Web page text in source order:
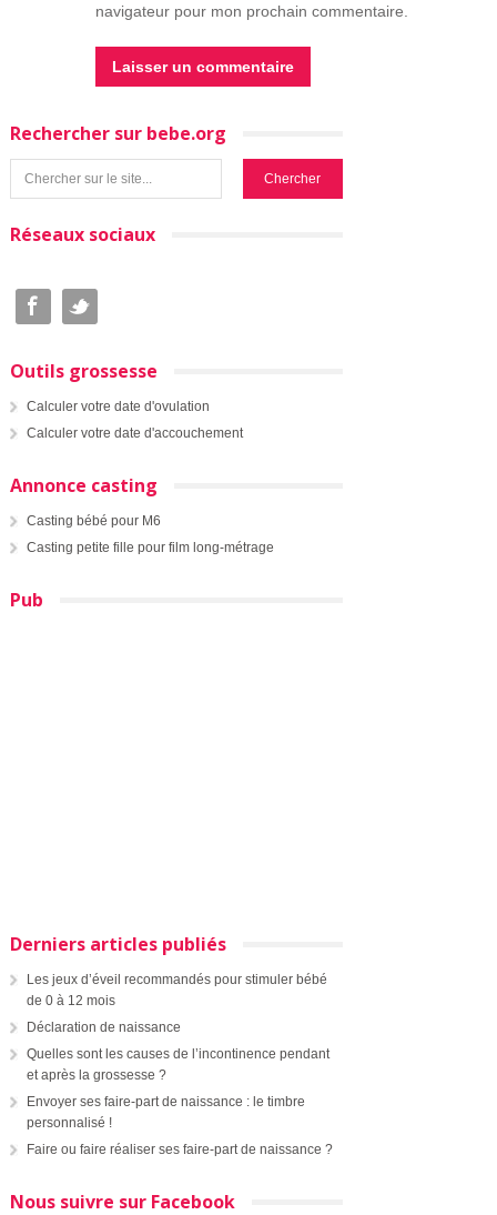
navigateur pour mon prochain commentaire.
Rechercher sur bebe.org
Réseaux sociaux
Outils grossesse
Calculer votre date d'ovulation
Calculer votre date d'accouchement
Annonce casting
Casting bébé pour M6
Casting petite fille pour film long-métrage
Pub
Derniers articles publiés
Les jeux d’éveil recommandés pour stimuler bébé
de 0 à 12 mois
Déclaration de naissance
Quelles sont les causes de l’incontinence pendant
et après la grossesse ?
Envoyer ses faire-part de naissance : le timbre
personnalisé !
Faire ou faire réaliser ses faire-part de naissance ?
Nous suivre sur Facebook